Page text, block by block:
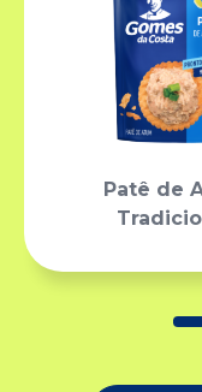
Patê de